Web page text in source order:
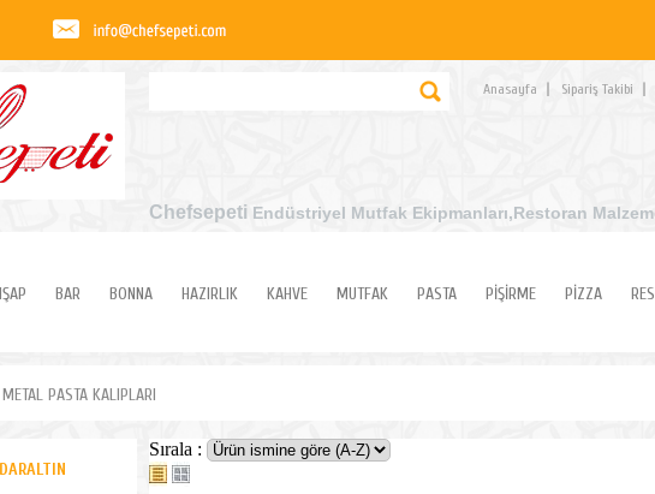
Anasayfa Sipariş Takibi
Chefsepeti Endüstriyel Mutfak Ekipmanları,Restoran
BAR BONNA HAZIRLIK KAHVE MUTFAK PASTA PİŞİRME PİZZA
METAL PASTA KALIPLARI
Sırala :